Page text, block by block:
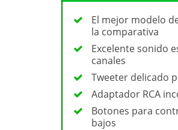
El mejor modelo
la comparativa
Excelente sonido
canales
Tweeter delicado
Adaptador RCA
Botones para
bajos